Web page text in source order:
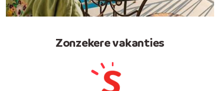
Zonzekere vakanties